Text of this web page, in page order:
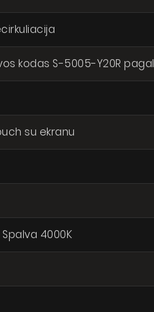
kodas S-5005-Y20R
su ekranu
Spalva 4000K